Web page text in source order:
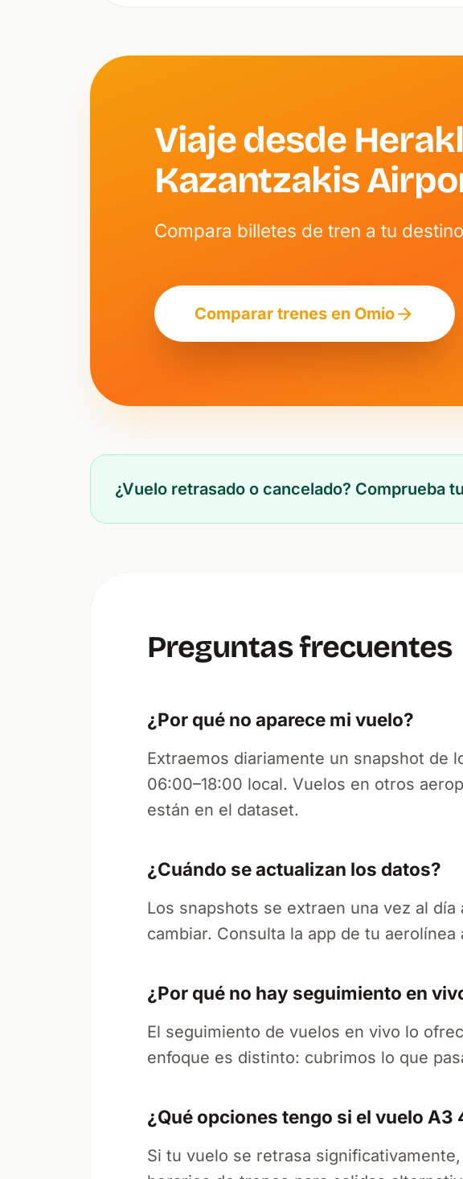
Viaje desde
Kazantzakis
Compara billetes de tren a tu
Comparar trenes en Omio
¿Vuelo retrasado o cancelado? Comprueba
Preguntas frecuentes
¿Por qué no aparece mi vuelo?
Extraemos diariamente un snapshot de
06:00–18:00 local. Vuelos en otros
están en el dataset.
¿Cuándo se actualizan los datos?
Los snapshots se extraen una vez al
cambiar. Consulta la app de tu
¿Por qué no hay seguimiento en
El seguimiento de vuelos en vivo lo
enfoque es distinto: cubrimos lo que
¿Qué opciones tengo si el vuelo A3
Si tu vuelo se retrasa